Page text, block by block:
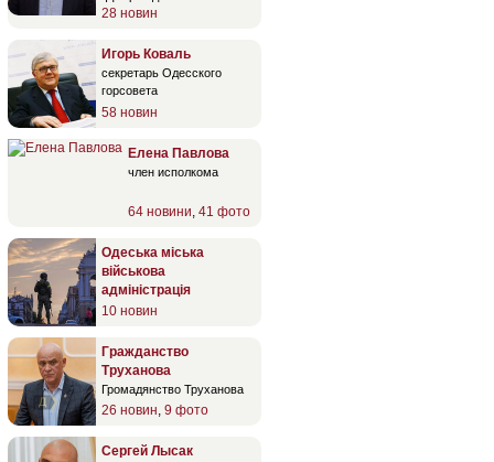
28 новин
Игорь Коваль
секретарь Одесского
горсовета
58 новин
Елена Павлова
член исполкома
64 новини, 41 фото
Одеська міська
військова
адміністрація
10 новин
Гражданство
Труханова
Громадянство Труханова
26 новин, 9 фото
Сергей Лысак